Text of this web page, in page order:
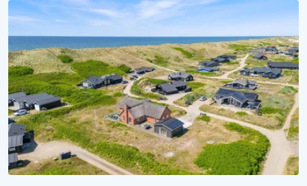
VANDSJOV FOR ALLE
Badeferie ved Vesterhavet
Alle sommerhuse med pool her!